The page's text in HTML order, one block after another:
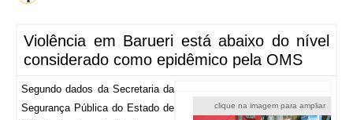
Violência em Barueri está abaixo do nível
considerado como epidêmico pela OMS
clique na imagem para ampliar
Segundo dados da Secretaria da
Segurança Pública do Estado de